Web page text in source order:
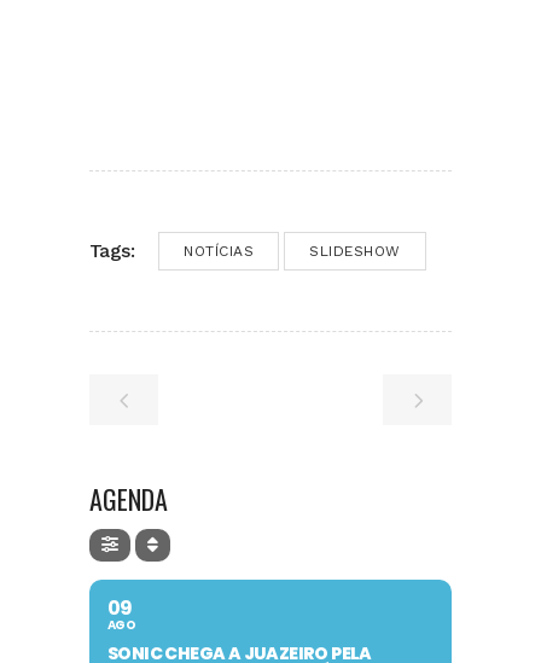
Tags: NOTÍCIAS SLIDESHOW
AGENDA
09
AGO
SONIC CHEGA A JUAZEIRO PELA